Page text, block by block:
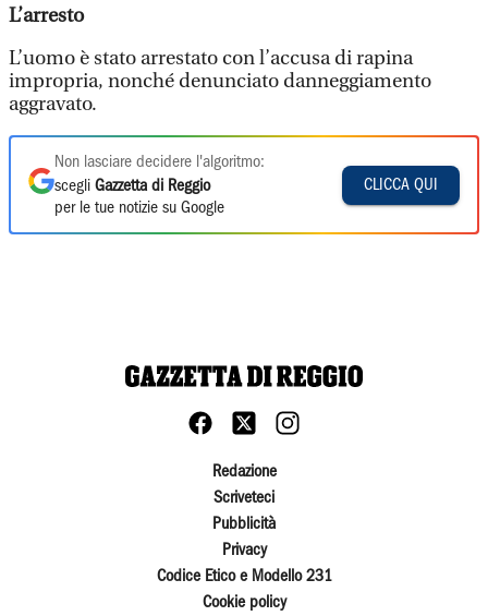
L’arresto
L’uomo è stato arrestato con l’accusa di rapina
impropria, nonché denunciato danneggiamento
aggravato.
Non lasciare decidere l'algoritmo:
scegli Gazzetta di Reggio
per le tue notizie su Google
CLICCA QUI
Redazione
Scriveteci
Pubblicità
Privacy
Codice Etico e Modello 231
Cookie policy